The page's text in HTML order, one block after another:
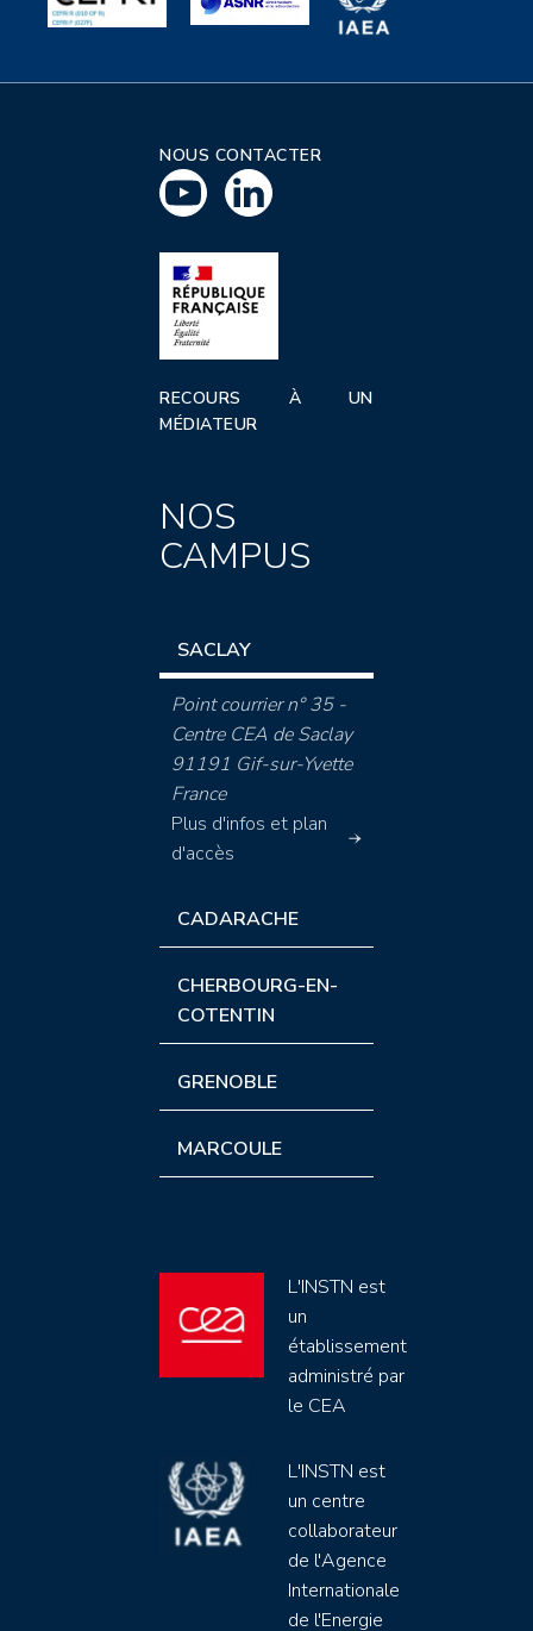
NOUS CONTACTER
RECOURS À UN
MÉDIATEUR
NOS
CAMPUS
SACLAY
Point courrier n° 35 -
Centre CEA de Saclay
91191 Gif-sur-Yvette
France
Plus d'infos et plan
d'accès
CADARACHE
CHERBOURG-EN-
COTENTIN
GRENOBLE
MARCOULE
L'INSTN est
un
établissement
administré par
le CEA
L'INSTN est
un centre
collaborateur
de l'Agence
Internationale
de l'Energie